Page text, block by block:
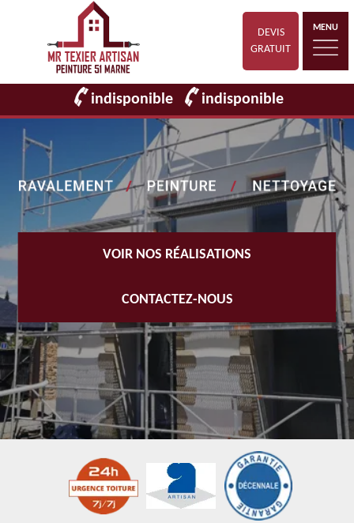
DEVIS
GRATUIT
MENU
indisponible indisponible
VOIR NOS RÉALISATIONS
CONTACTEZ-NOUS